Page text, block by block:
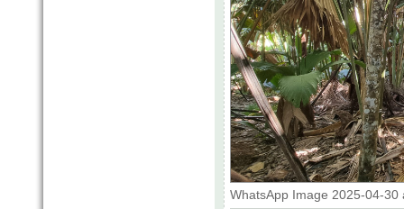
WhatsApp Image 2025-04-